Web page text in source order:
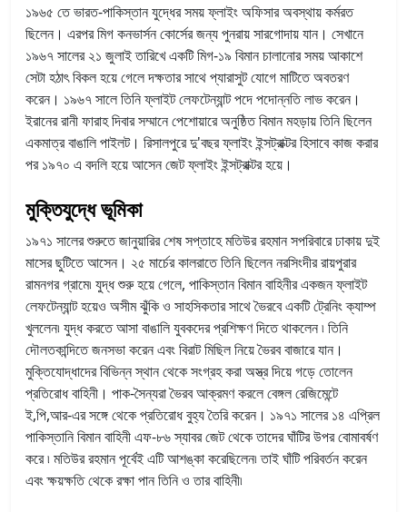
১৯৬৫ তে ভারত-পাকিস্তান যুদ্ধের সময় ফ্লাইং অফিসার অবস্থায় কর্মরত
ছিলেন। এরপর মিগ কনভার্সন কোর্সের জন্য পুনরায় সারগোদায় যান। সেখানে
১৯৬৭ সালের ২১ জুলাই তারিখে একটি মিগ-১৯ বিমান চালানোর সময় আকাশে
সেটা হঠাৎ বিকল হয়ে গেলে দক্ষতার সাথে প্যারাসুট যোগে মাটিতে অবতরণ
করেন। ১৯৬৭ সালে তিনি ফ্লাইট লেফটেন্যান্ট পদে পদোন্নতি লাভ করেন।
ইরানের রানী ফারাহ দিবার সম্মানে পেশোয়ারে অনুষ্ঠিত বিমান মহড়ায় তিনি ছিলেন
একমাত্র বাঙালি পাইলট। রিসালপুরে দু'বছর ফ্লাইং ইন্সট্রাক্টর হিসাবে কাজ করার
পর ১৯৭০ এ বদলি হয়ে আসেন জেট ফ্লাইং ইন্সট্রাক্টর হয়ে।
মুক্তিযুদ্ধে ভূমিকা
১৯৭১ সালের শুরুতে জানুয়ারির শেষ সপ্তাহে মতিউর রহমান সপরিবারে ঢাকায় দুই
মাসের ছুটিতে আসেন। ২৫ মার্চের কালরাতে তিনি ছিলেন নরসিংদীর রায়পুরার
রামনগর গ্রামে৷ যুদ্ধ শুরু হয়ে গেলে, পাকিস্তান বিমান বাহিনীর একজন ফ্লাইট
লেফটেন্যান্ট হয়েও অসীম ঝুঁকি ও সাহসিকতার সাথে ভৈরবে একটি ট্রেনিং ক্যাম্প
খুললেন৷ যুদ্ধ করতে আসা বাঙালি যুবকদের প্রশিক্ষণ দিতে থাকলেন ৷ তিনি
দৌলতকান্দিতে জনসভা করেন এবং বিরাট মিছিল নিয়ে ভৈরব বাজারে যান।
মুক্তিযোদ্ধাদের বিভিন্ন স্থান থেকে সংগ্রহ করা অস্ত্র দিয়ে গড়ে তোলেন
প্রতিরোধ বাহিনী। পাক-সৈন্যরা ভৈরব আক্রমণ করলে বেঙ্গল রেজিমেন্টে
ই,পি,আর-এর সঙ্গে থেকে প্রতিরোধ বুহ্য তৈরি করেন। ১৯৭১ সালের ১৪ এপ্রিল
পাকিস্তানি বিমান বাহিনী এফ-৮৬ স্যাবর জেট থেকে তাদের ঘাঁটির উপর বোমাবর্ষণ
করে ৷ মতিউর রহমান পূর্বেই এটি আশঙ্কা করেছিলেন৷ তাই ঘাঁটি পরিবর্তন করেন
এবং ক্ষয়ক্ষতি থেকে রক্ষা পান তিনি ও তার বাহিনী৷